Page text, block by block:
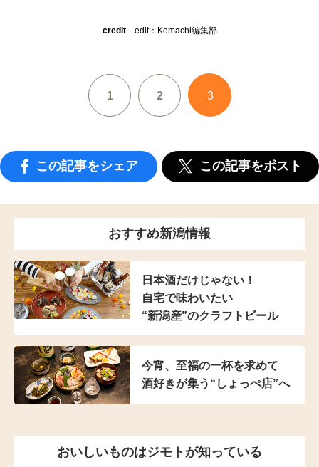
creditedit：Komachi編集部
1 2 3
この記事をシェア この記事をポスト
おすすめ新潟情報
日本酒だけじゃない！
自宅で味わいたい
“新潟産”のクラフトビール
今宵、至福の一杯を求めて
酒好きが集う“しょっぺ店”へ
おいしいものはジモトが知っている